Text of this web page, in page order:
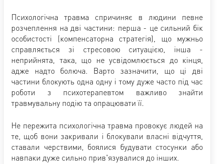
Психологічна травма спричиняє в людини певне
розчеплення на дві частини: перша - це сильний бік
особистості (компенсаторна стратегія), що мужньо
справляється зі стресовою ситуацією, інша -
неприйнята, така, що не усвідомлюється до кінця,
адже надто болюча. Варто зазначити, що ці дві
частини блокують одна одну і тому дуже часто під час
роботи з психотерапевтом важливо знайти
травмувальну подію та опрацювати її.
Не пережита психологічна травма провокує людей на
те, щоб вони закривали і блокували власні відчуття,
ставали черствими, боялися будувати стосунки або
навпаки дуже сильно прив'язувалися до інших.